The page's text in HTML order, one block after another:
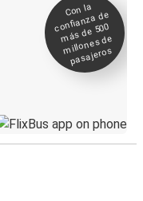
Con la
confianza de
más de 500
millones de
pasajeros